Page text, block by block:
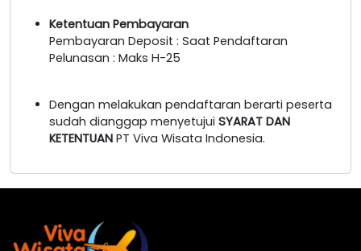
Ketentuan Pembayaran
Pembayaran Deposit : Saat Pendaftaran
Pelunasan : Maks H-25
Dengan melakukan pendaftaran berarti peserta
sudah dianggap menyetujui SYARAT DAN
KETENTUAN PT Viva Wisata Indonesia.